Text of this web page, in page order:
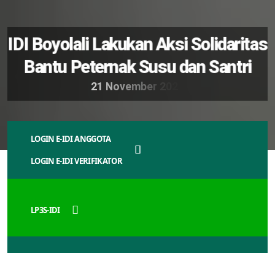
IDI Boyolali Lakukan Aksi Solidaritas
Bantu Peternak Susu dan Santri
21 November
LOGIN E-IDI ANGGOTA
LOGIN E-IDI VERIFIKATOR
LP3S-IDI